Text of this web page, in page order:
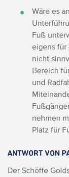
Wäre es
Fuß
eigens für
nicht
Bereich
und
nehmen
Platz für
ANTWORT VON
Der Schöffe